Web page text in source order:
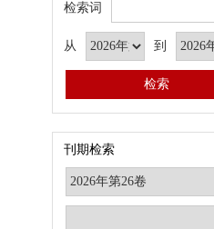
检索词
从 到
刊期检索